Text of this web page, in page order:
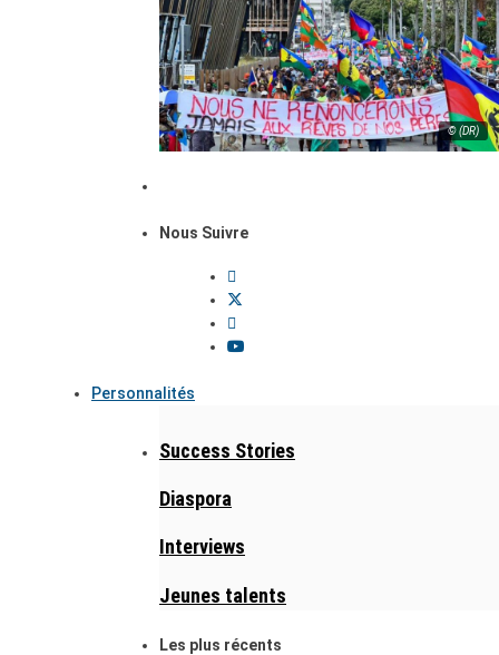
© (DR)
Nous Suivre
Personnalités
Success Stories
Diaspora
Interviews
Jeunes talents
Les plus récents